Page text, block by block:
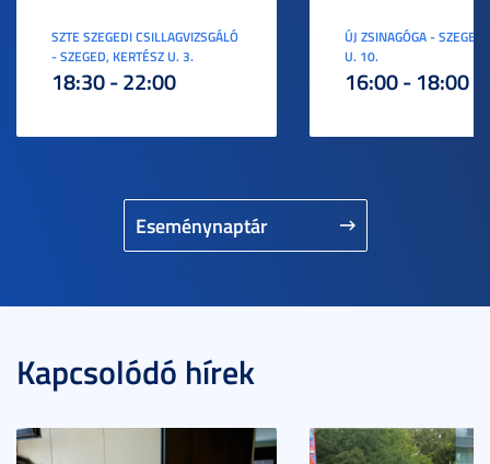
Eseménynaptár
SZTE SZEGEDI CSILLAGVIZSGÁLÓ
- SZEGED, KERTÉSZ U. 3.
18:30 - 22:00
ÚJ ZSINAGÓGA -
U. 10.
16:00 - 18:00
Kapcsolódó hírek